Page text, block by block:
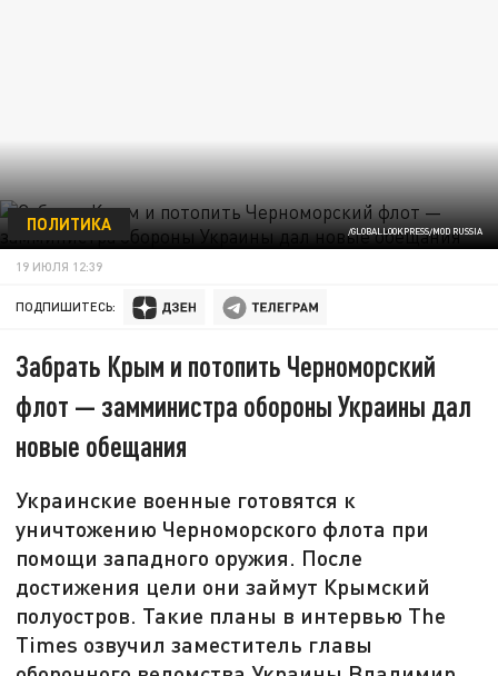
/GLOBALLOOKPRESS/MOD RUSSIA
ПОЛИТИКА
19 ИЮЛЯ 12:39
ПОДПИШИТЕСЬ:
Забрать Крым и потопить Черноморский
флот — замминистра обороны Украины дал
новые обещания
Украинские военные готовятся к
уничтожению Черноморского флота при
помощи западного оружия. После
достижения цели они займут Крымский
полуостров. Такие планы в интервью The
Times озвучил заместитель главы